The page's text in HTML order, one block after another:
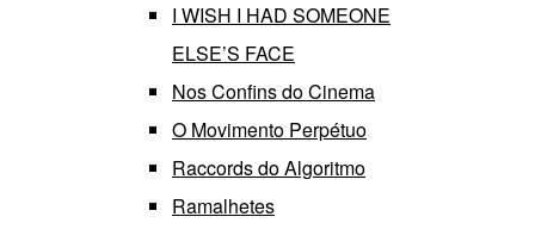
I WISH I HAD SOMEONE
ELSE’S FACE
Nos Confins do Cinema
O Movimento Perpétuo
Raccords do Algoritmo
Ramalhetes